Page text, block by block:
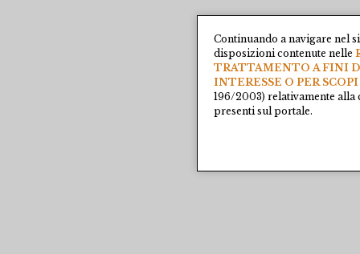
Continuando a navigare nel
disposizioni contenute nelle
TRATTAMENTO A FINI
INTERESSE O PER
196/2003) relativamente
presenti sul portale.